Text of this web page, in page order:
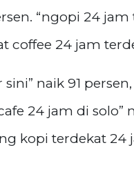
“ngopi 24 jam
coffee 24 jam
naik 91
24 jam di solo”
kopi terdekat 24